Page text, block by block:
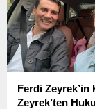
adlı tiyatro
sahnede yer
başlamıştı.
Ferdi Zeyrek’in
Zeyrek’ten